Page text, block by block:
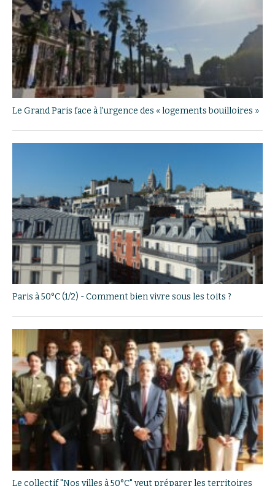
Le Grand Paris face à l'urgence des « logements bouilloires »
Paris à 50°C (1/2) - Comment bien vivre sous les toits ?
Le collectif "Nos villes à 50°C" veut préparer les territoires